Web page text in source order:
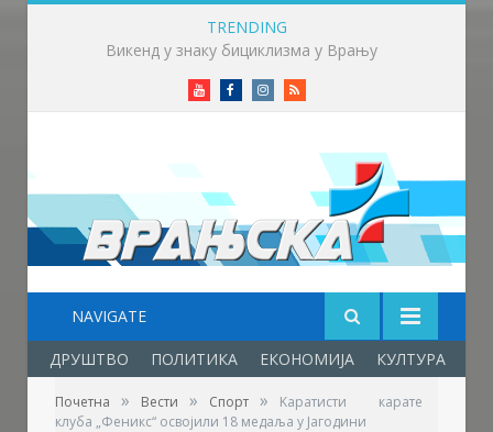
TRENDING
Викенд у знаку бициклизма у Врању
YoutubeFacebookInstagram
RSS
NAVIGATE
ДРУШТВО ПОЛИТИКА ЕКОНОМИЈА КУЛТУРА
Почетна » Вести » Спорт »
Kаратисти карате
клуба „Феникс“ освојили 18 медаља у Јагодини